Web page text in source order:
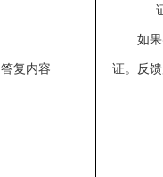
答复内容
如果实
证。反